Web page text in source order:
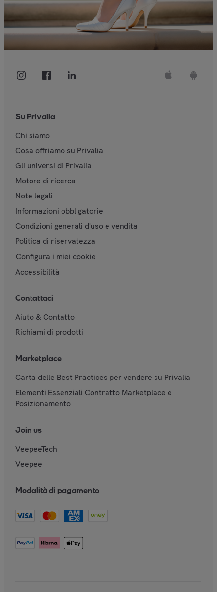
Su Privalia
Chi siamo
Cosa offriamo su Privalia
Gli universi di Privalia
Motore di ricerca
Note legali
Informazioni obbligatorie
Condizioni generali d'uso e vendita
Politica di riservatezza
Configura i miei cookie
Accessibilità
Contattaci
Aiuto & Contatto
Richiami di prodotti
Marketplace
Carta delle Best Practices per vendere su Privalia
Elementi Essenziali Contratto Marketplace e
Posizionamento
Join us
VeepeeTech
Veepee
Modalità di pagamento